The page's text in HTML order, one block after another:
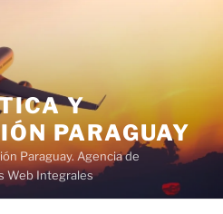
Y
PARAGUAY
Paraguay. Agencia de
Web Integrales